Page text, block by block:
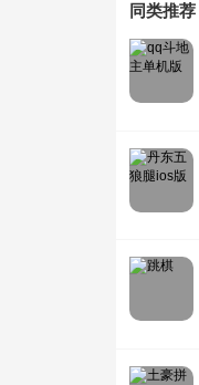
同类推荐